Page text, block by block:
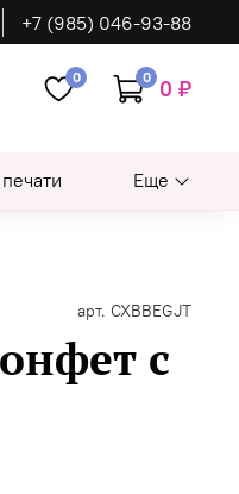
+7 (985) 046-93-88
0 0 0 ₽
Еще
арт. CXBBEGJT
с